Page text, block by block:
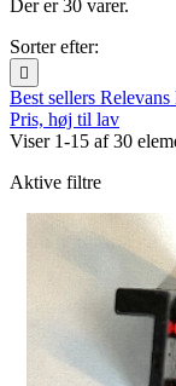
Der er 30 varer.
Sorter efter:

Best sellers Relevans
Pris, høj til lav
Viser 1-15 af 30
Aktive filtre